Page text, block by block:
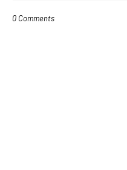
0 Comments